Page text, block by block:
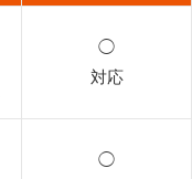
◯
対応
◯